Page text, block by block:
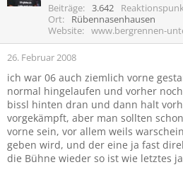
Beiträge
3.642
Ort
Rübennasenhausen
Website
www.bergrennen-
26. Februar 2008
ich war 06 auch ziemlich vorne
normal hingelaufen und vorher
bissl hinten dran und dann halt
vorgekämpft, aber man sollten
vorne sein, vor allem weils
geben wird, und der eine ja fast
die Bühne wieder so ist wie letztes